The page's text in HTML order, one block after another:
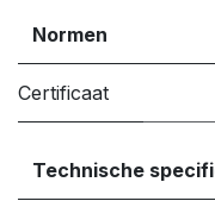
Normen
Certificaat
Technische